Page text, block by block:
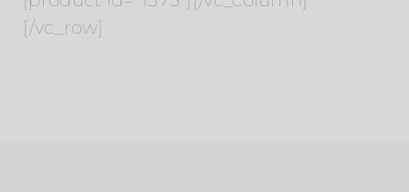
[/vc_row]